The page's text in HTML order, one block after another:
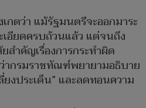
กตว่า แม้รัฐมนตรีจะออกมาระ
อียดครบถ้วนแล้ว แต่จนถึง
ำคัญเรื่องการกระทำผิด
ากรมราชทัณฑ์พยายามอธิบาย
งประเด็น” และลดทอนความ